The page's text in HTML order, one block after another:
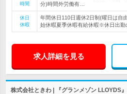
時間
分)時間外労働有…
休日
休暇
年間休日110日週休2日制(曜日は自
始休暇夏季休暇有給休暇※休日出勤
求人詳細を見る
株式会社ときわ | 『グランメゾン LLOYDS